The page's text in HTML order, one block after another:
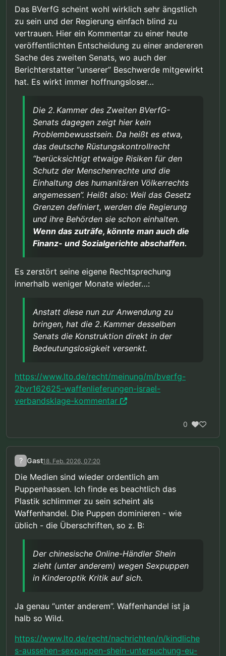
Das BVerfG scheint wohl wirklich sehr ängstlich
zu sein und der Regierung einfach blind zu
vertrauen. Hier ein Kommentar zu einer heute
veröffentlichten Entscheidung zu einer andereren
Sache des zweiten Senats, wo auch der
Berichterstatter “unserer” Beschwerde mitgewirkt
hat. Es wirkt immer hoffnungsloser…
Die 2. Kammer des Zweiten BVerfG-
Senats dagegen zeigt hier kein
Problembewusstsein. Da heißt es etwa,
das deutsche Rüstungskontrollrecht
“berücksichtigt etwaige Risiken für den
Schutz der Menschenrechte und die
Einhaltung des humanitären Völkerrechts
angemessen”. Heißt also: Weil das Gesetz
Grenzen definiert, werden die Regierung
und ihre Behörden sie schon einhalten.
Wenn das zuträfe, könnte man auch die
Finanz- und Sozialgerichte abschaffen.
Es zerstört seine eigene Rechtsprechung
innerhalb weniger Monate wieder…:
Anstatt diese nun zur Anwendung zu
bringen, hat die 2. Kammer desselben
Senats die Konstruktion direkt in der
Bedeutungslosigkeit versenkt.
https://www.lto.de/recht/meinung/m/bverfg-
2bvr162625-waffenlieferungen-israel-
verbandsklage-kommentar
0
? Gast18. Feb. 2026, 07:20
Die Medien sind wieder ordentlich am
Puppenhassen. Ich finde es beachtlich das
Plastik schlimmer zu sein scheint als
Waffenhandel. Die Puppen dominieren - wie
üblich - die Überschriften, so z. B:
Der chinesische Online-Händler Shein
zieht (unter anderem) wegen Sexpuppen
in Kinderoptik Kritik auf sich.
Ja genau “unter anderem”. Waffenhandel ist ja
halb so Wild.
https://www.lto.de/recht/nachrichten/n/kindliche
s-aussehen-sexpuppen-shein-untersuchung-eu-